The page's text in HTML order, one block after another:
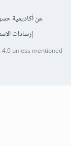
عن أكاديمية
إرشادات
4.0unless mentioned